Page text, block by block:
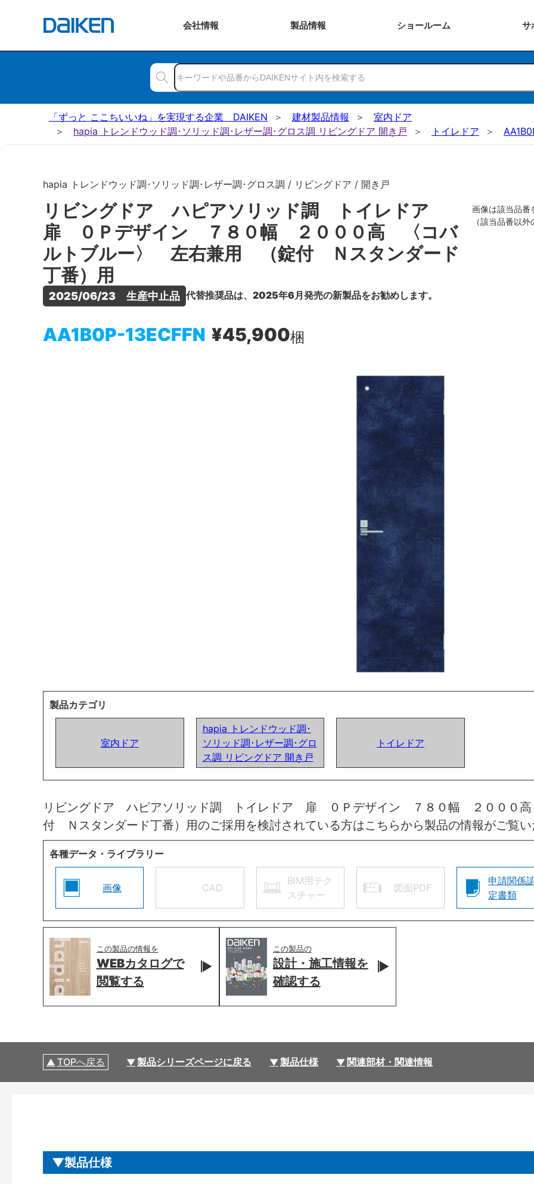
会社情報 製品情報 ショールーム サ
「ずっと ここちいいね」を実現する企業 DAIKEN 建材製品情報
室内ドア
hapia トレンドウッド調･ソリッド調･レザー調･グロス調 リビングドア 開き戸
トイレドア
hapia トレンドウッド調･ソリッド調･レザー調･グロス調 / リビングドア / 開き戸
リビングドア ハピアソリッド調 トイレドア
扉 ０Ｐデザイン ７８０幅 ２０００高 〈コバ
ルトブルー〉 左右兼用 （錠付 Ｎスタンダード
丁番）用
2025/06/23　生産中止品 代替推奨品は、2025年6月発売の新製品をお勧めします。
AA1B0P-13ECFFN ¥45,900梱
画像は該当品番
（該当品番以
製品カテゴリ
室内ドア
hapia トレンドウッド調･
ソリッド調･レザー調･グロ
ス調 リビングドア 開き戸
トイレドア
リビングドア ハピアソリッド調 トイレドア 扉 ０Ｐデザイン ７８０幅 ２０００
付 Ｎスタンダード丁番）用のご採用を検討されている方はこちらから製品の情報がご覧
各種データ・ライブラリー
画像 CAD
BIM用テク
スチャー
図面PDF
申請関係
定書類
この製品の情報を
WEBカタログで
閲覧する
この製品の
設計・施工情報を
確認する
TOPへ戻る 製品シリーズページに戻る 製品仕様 関連部材・関連情報
製品仕様